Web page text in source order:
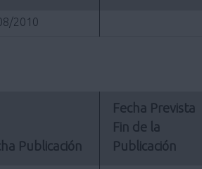
2010
Publicación
Fecha Prevista
Fin de la
Publicación